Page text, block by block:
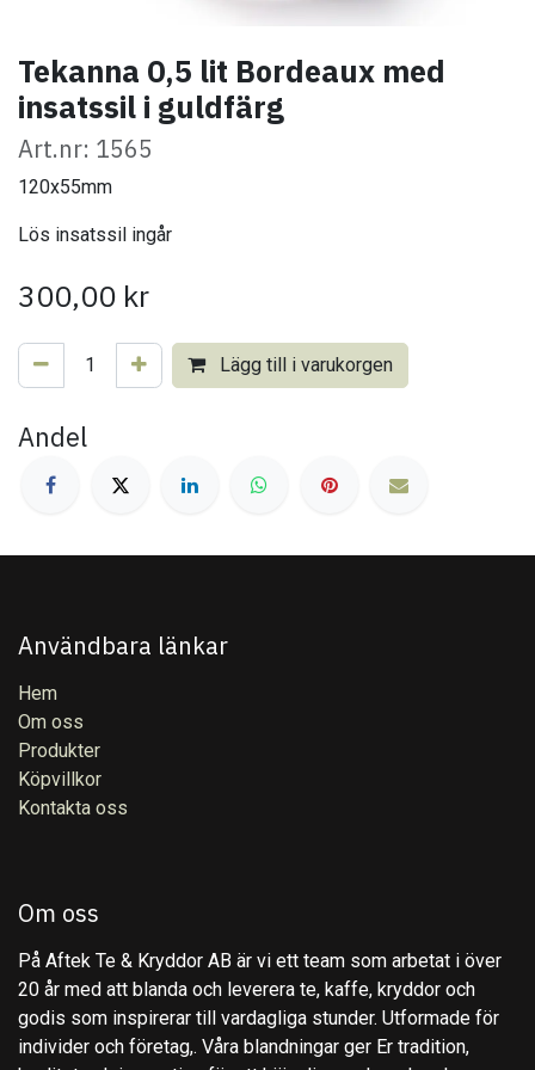
Tekanna 0,5 lit Bordeaux med
insatssil i guldfärg
Art.nr: 1565
120x55mm
Lös insatssil ingår
300,00 kr
Lägg till i varukorgen
Andel
Användbara länkar
Hem
Om oss
Produkter
Köpvillkor
Kontakta oss
Om oss
På Aftek Te & Kryddor AB är vi ett team som arbetat i över
20 år med att blanda och leverera te, kaffe, kryddor och
godis som inspirerar till vardagliga stunder. Utformade för
individer och företag,. Våra blandningar ger Er tradition,